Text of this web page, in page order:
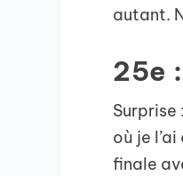
autant.
25e
Surprise
où je
finale